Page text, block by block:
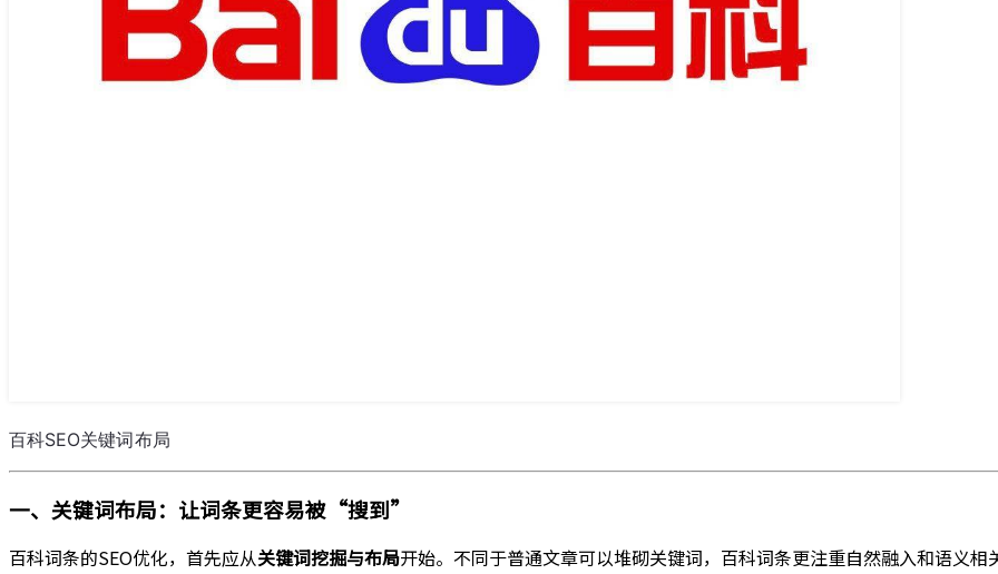
百科SEO关键词布局
一、关键词布局：让词条更容易被“搜到”
百科词条的SEO优化，首先应从关键词挖掘与布局开始。不同于普通文章可以堆砌关键词，百科词条更注重自然融入和语义相